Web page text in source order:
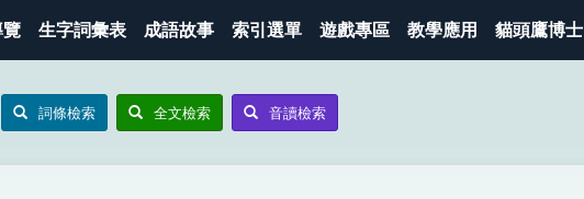
覽 生字詞彙表 成語故事 索引選單 遊戲專區 教學應用 貓頭鷹博士
詞條檢索 全文檢索 音讀檢索